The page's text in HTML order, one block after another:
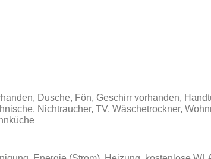
Dusche, Fön, Geschirr vorhanden,
Nichtraucher, TV, Wäschetrockner,